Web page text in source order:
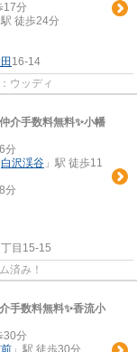
17分
駅 徒歩24分
16-14
ウッディ
介手数料無料✨️小幡
分
白沢渓谷 」駅 徒歩11
分
丁目15-15
済み！
手数料無料✨️香流小
30分
」駅 徒歩30分